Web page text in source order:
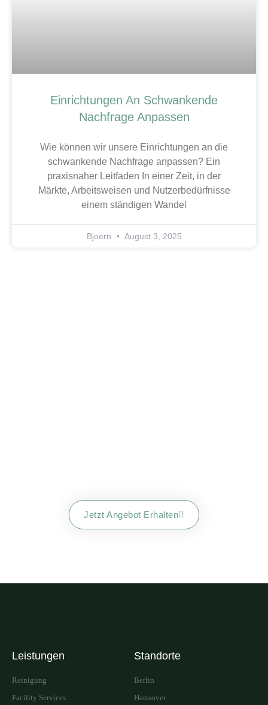
Einrichtungen An Schwankende
Nachfrage Anpassen
Wie können wir unsere Einrichtungen an die
schwankende Nachfrage anpassen? Ein
praxisnaher Leitfaden In einer Zeit, in der
Märkte, Arbeitsweisen und Nutzerbedürfnisse
einem ständigen Wandel
Bjoern August 3, 2025
Jetzt Angebot Erhalten
Leistungen
Reinigung
Facility Services
Standorte
Berlin
Hannover